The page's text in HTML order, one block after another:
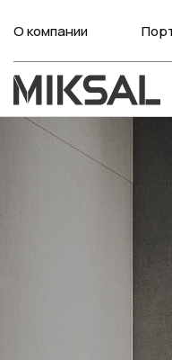
О компании